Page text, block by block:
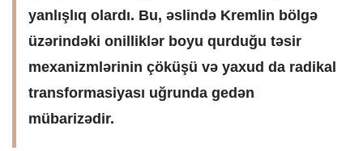
yanlışlıq olardı. Bu, əslində Kremlin bölgə
üzərindəki onilliklər boyu qurduğu təsir
mexanizmlərinin çöküşü və yaxud da radikal
transformasiyası uğrunda gedən
mübarizədir.